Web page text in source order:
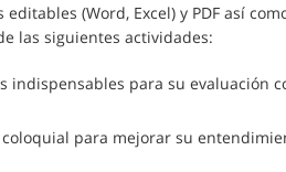
(Word, Excel) y PDF así
las siguientes actividades:
indispensables para su evaluación
para mejorar su